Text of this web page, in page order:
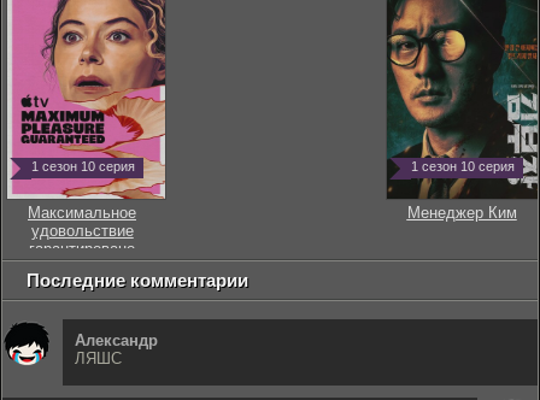
1 сезон 10 серия
Максимальное
удовольствие
гарантировано
1 сезон 10 серия
Менеджер Ким
Последние комментарии
Александр
ЛЯШС